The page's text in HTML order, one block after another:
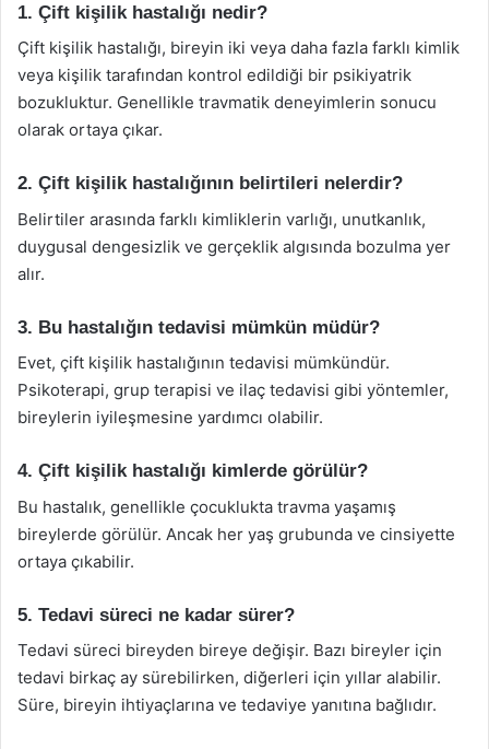
1. Çift kişilik hastalığı nedir?
Çift kişilik hastalığı, bireyin iki veya daha fazla farklı kimlik
veya kişilik tarafından kontrol edildiği bir psikiyatrik
bozukluktur. Genellikle travmatik deneyimlerin sonucu
olarak ortaya çıkar.
2. Çift kişilik hastalığının belirtileri nelerdir?
Belirtiler arasında farklı kimliklerin varlığı, unutkanlık,
duygusal dengesizlik ve gerçeklik algısında bozulma yer
alır.
3. Bu hastalığın tedavisi mümkün müdür?
Evet, çift kişilik hastalığının tedavisi mümkündür.
Psikoterapi, grup terapisi ve ilaç tedavisi gibi yöntemler,
bireylerin iyileşmesine yardımcı olabilir.
4. Çift kişilik hastalığı kimlerde görülür?
Bu hastalık, genellikle çocuklukta travma yaşamış
bireylerde görülür. Ancak her yaş grubunda ve cinsiyette
ortaya çıkabilir.
5. Tedavi süreci ne kadar sürer?
Tedavi süreci bireyden bireye değişir. Bazı bireyler için
tedavi birkaç ay sürebilirken, diğerleri için yıllar alabilir.
Süre, bireyin ihtiyaçlarına ve tedaviye yanıtına bağlıdır.